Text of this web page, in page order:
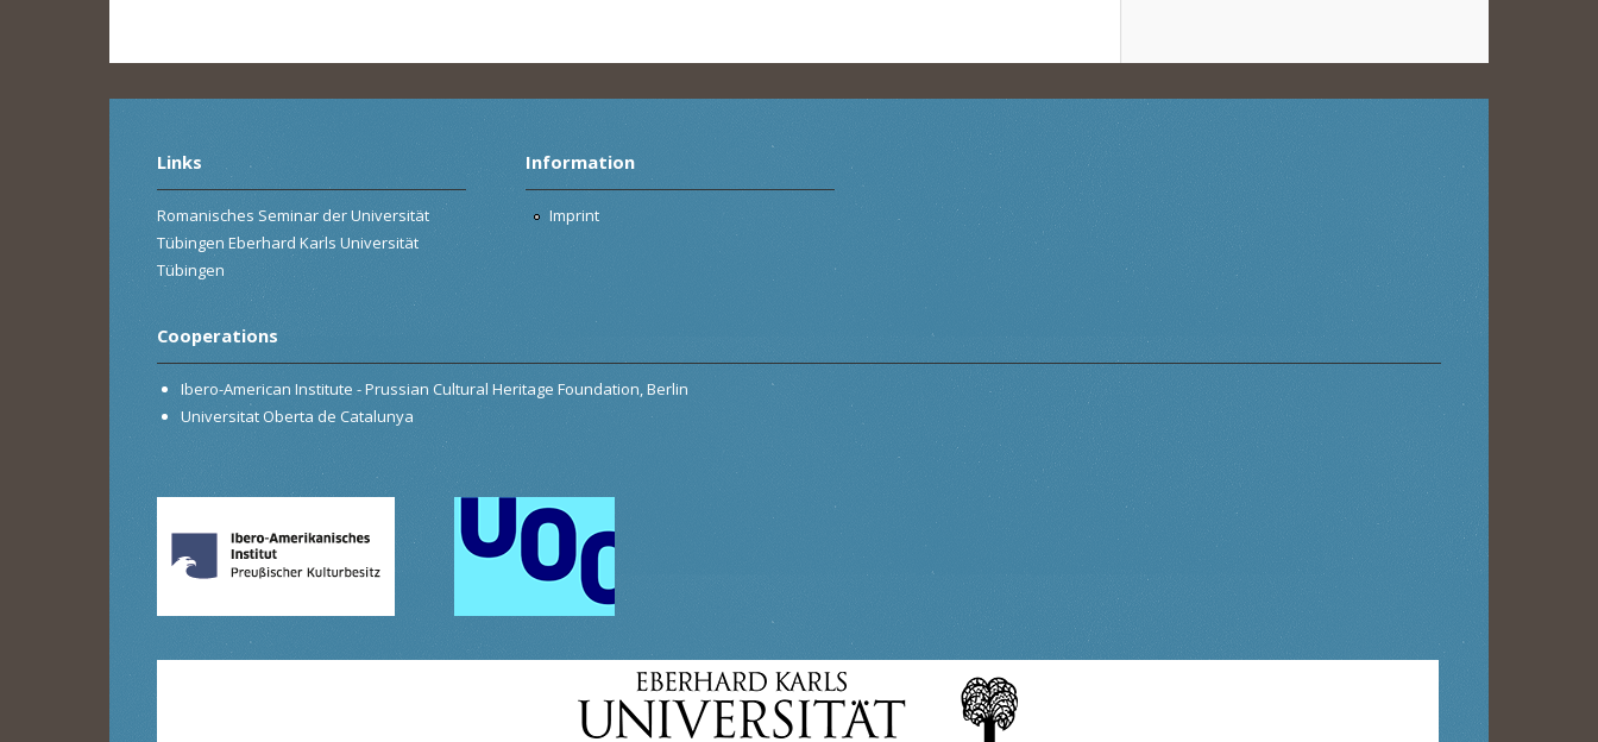
Links
Romanisches Seminar der Universität
Tübingen Eberhard Karls Universität
Tübingen
Information
Imprint
Cooperations
Ibero-American Institute - Prussian Cultural Heritage Foundation, Berlin
Universitat Oberta de Catalunya